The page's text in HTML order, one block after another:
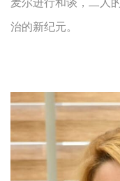
治的新纪元。